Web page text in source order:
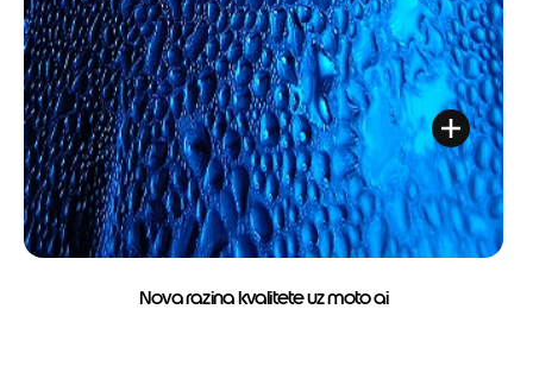
Nova razina kvalitete uz moto ai